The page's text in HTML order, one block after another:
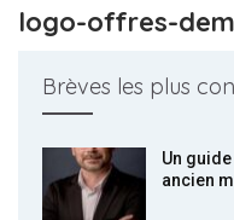
logo-offres-
Brèves les plus
Un
ancien